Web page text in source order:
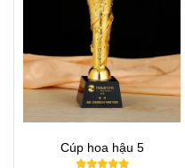
Cúp hoa hậu 5